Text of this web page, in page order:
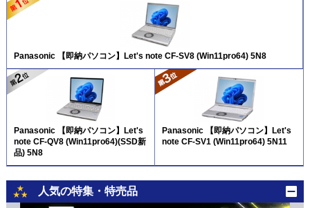
Panasonic 【即納パソコン】Let's note CF-SV8 (Win11pro64) 5N8
Panasonic 【即納パソコン】Let's
note CF-QV8 (Win11pro64)(SSD新
品) 5N8
Panasonic 【即納パソコン】Let's
note CF-SV1 (Win11pro64) 5N11
人気の特集・特売品